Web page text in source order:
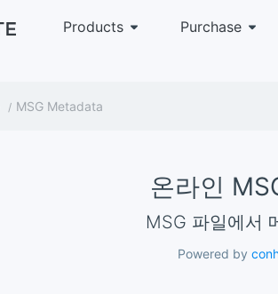
Products Purchase
MSG Metadata
온라인
MSG 파일에
Powered by